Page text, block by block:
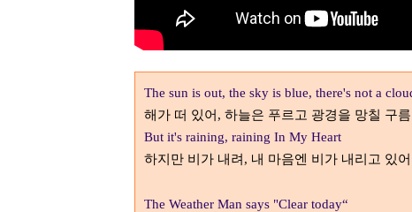
The sun is out, the sky is blue, there's not a
해가 떠 있어, 하늘은 푸르고 광경을 망칠 구
But it's raining, raining In My Heart
하지만 비가 내려, 내 마음엔 비가 내리고 있어
The Weather Man says "Clear today“